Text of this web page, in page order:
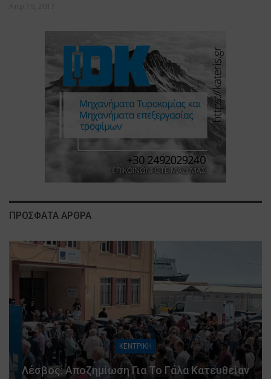
Απρ 19, 2017
ΠΡΟΣΦΑΤΑ ΑΡΘΡΑ
ΚΕΝΤΡΙΚΗ
Λέσβος: Αποζημίωση Για Το Γάλα Κατευθείαν